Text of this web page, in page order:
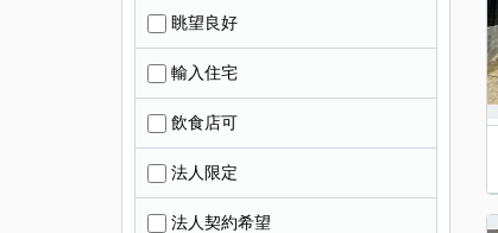
眺望良好
輸入住宅
飲食店可
法人限定
法人契約希望